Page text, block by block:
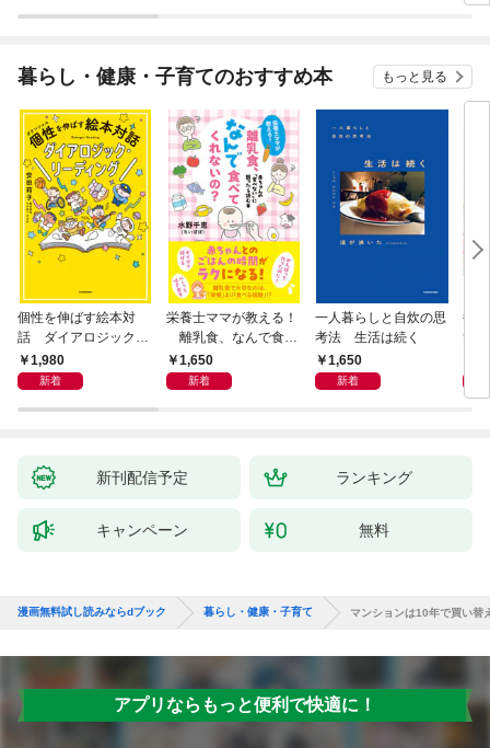
暮らし・健康・子育てのおすすめ本 もっと見る
個性を伸ばす絵本対
話 ダイアロジック・
リーディング
1,980
新着
栄養士ママが教える！
離乳食、なんで食べ
てくれないの？ 赤ちゃ
んの「食べない」に困
1,650
新着
一人暮らしと自炊の思
考法 生活は続く
1,650
新着
毎
ず
新刊配信予定 ランキング
キャンペーン 無料
漫画無料試し読みならdブック 暮らし・健康・子育て マンションは10年で買い
アプリならもっと便利で快適に！